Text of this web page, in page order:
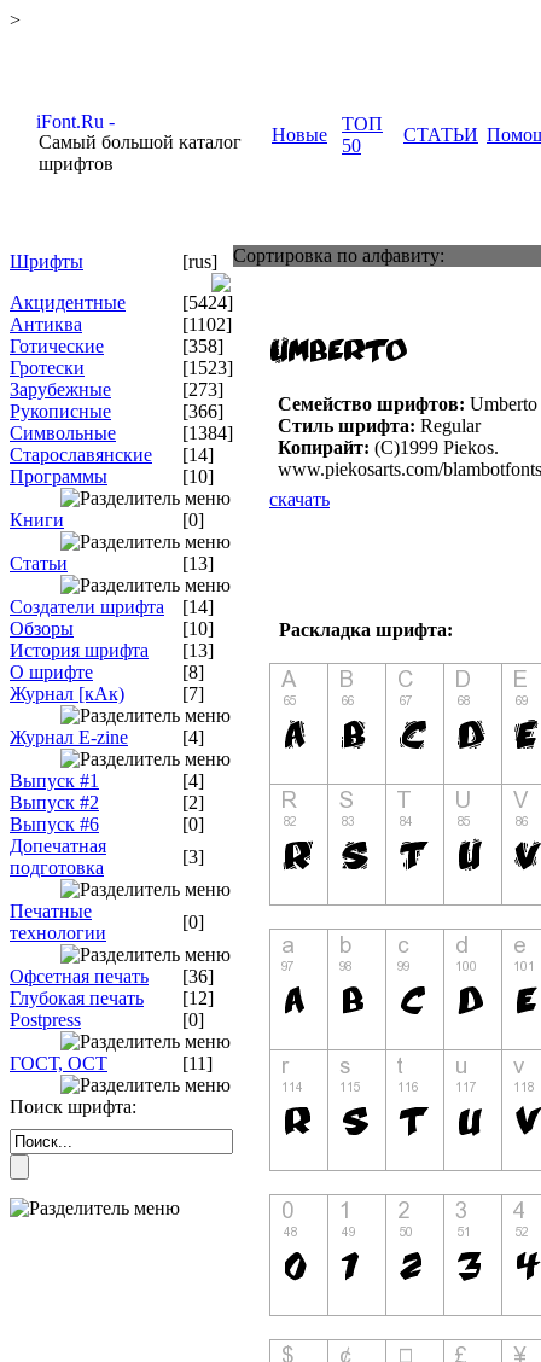
>
Самый большой каталог
шрифтов
Новые
ТОП
50
СТАТЬИ
Шрифты
[rus]
Акцидентные
[5424]
Антиква
[1102]
Готические
[358]
Гротески
[1523]
Зарубежные
[273]
Рукописные
[366]
Символьные
[1384]
Старославянские
[14]
Программы
[10]
Книги [0]
Статьи [13]
Создатели шрифта
[14]
Обзоры
[10]
История шрифта
[13]
О шрифте
[8]
Журнал [кАк)
[7]
Журнал E-zine [4]
Выпуск #1
[4]
Выпуск #2
[2]
Выпуск #6
[0]
Допечатная
подготовка
[3]
Печатные
технологии
[0]
Офсетная печать
[36]
Глубокая печать
[12]
Postpress
[0]
ГОСТ, ОСТ [11]
Поиск шрифта:
Сортировка по алфавиту:
Семейство шрифтов: Umberto
Стиль шрифта: Regular
Копирайт: (C)1999 Piekos.
www.piekosarts.com/blambotfonts
скачать
Раскладка шрифта: